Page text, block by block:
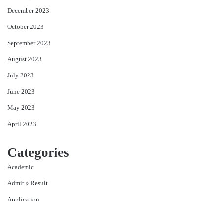
December 2023
October 2023
September 2023
August 2023
July 2023
June 2023
May 2023
April 2023
Categories
Academic
Admit & Result